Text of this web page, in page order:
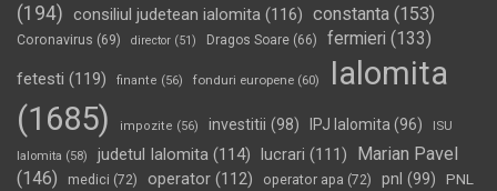
(194) consiliul judetean ialomita (116) constanta (153)
Coronavirus (69) director (51) Dragos Soare (66) fermieri (133)
fetesti (119) finante (56) fonduri europene (60)
Ialomita
(1685)
impozite (56) investitii (98) IPJ Ialomita (96) ISU
Ialomita (58) judetul Ialomita (114) lucrari (111)
Marian Pavel
(146)
medici (72) operator (112) operator apa (72) pnl (99)
PNL